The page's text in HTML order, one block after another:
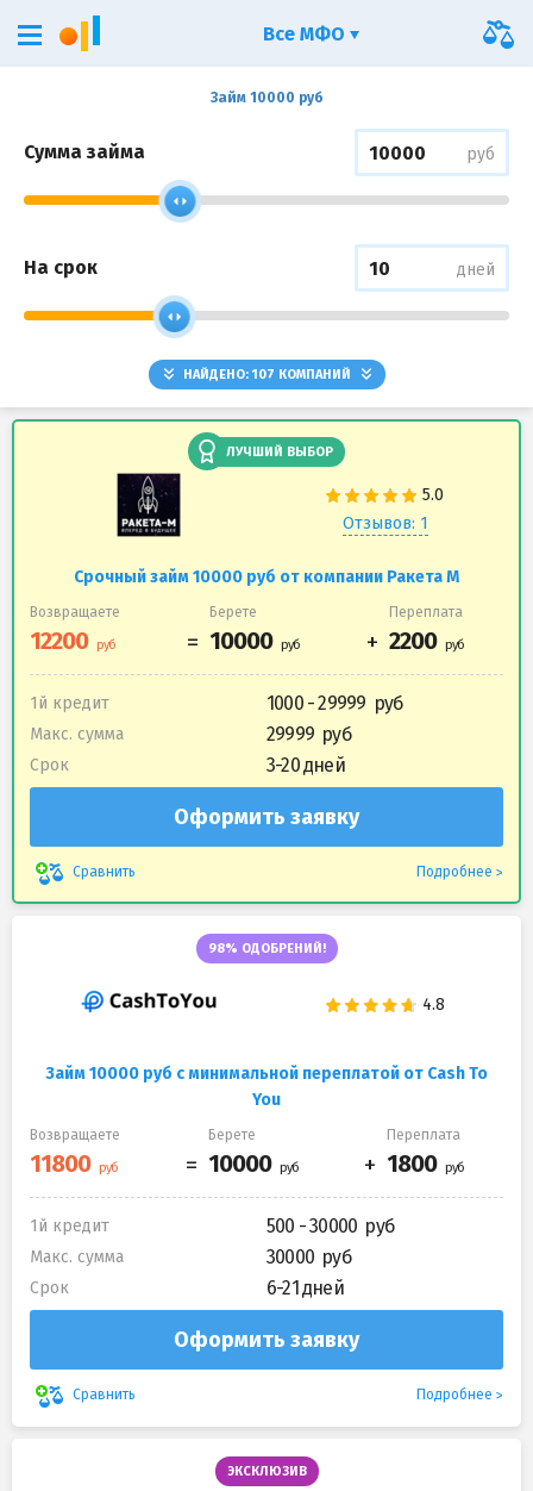
Займ 10000 руб
Сумма займа руб
На срок дней
НАЙДЕНО:107 КОМПАНИЙ
ЛУЧШИЙ ВЫБОР
Отзывов: 1
Срочный займ 10000 руб от компании Ракета М
Возвращаете Берете Переплата
1й кредит 1000 - 29999
Макс. сумма 29999
Срок 3-20 дней
Оформить заявку
Сравнить Подробнее
98% ОДОБРЕНИЙ!
Займ 10000 руб с минимальной переплатой от Cash To
You
Возвращаете Берете Переплата
1й кредит 500 - 30000
Макс. сумма 30000
Срок 6-21 дней
Оформить заявку
Сравнить Подробнее
ЭКСКЛЮЗИВ
Все МФО